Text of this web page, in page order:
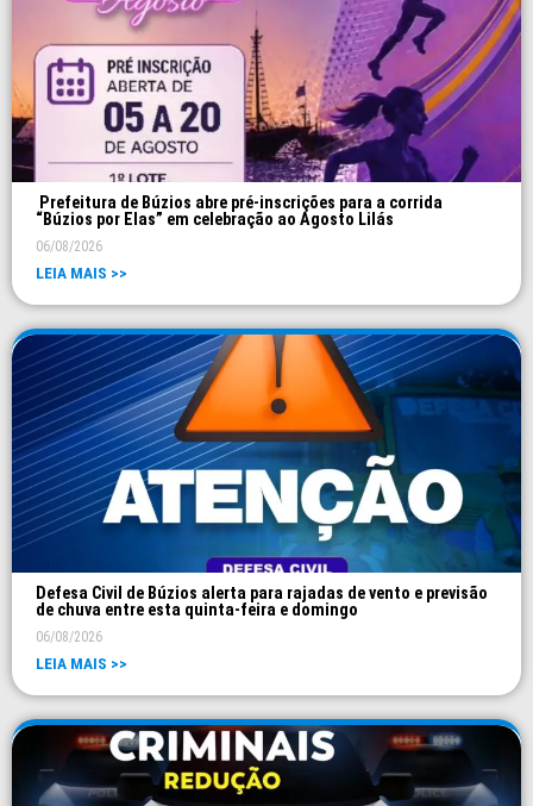
Prefeitura de Búzios abre pré-inscrições para a corrida
“Búzios por Elas” em celebração ao Agosto Lilás
06/08/2026
LEIA MAIS >>
Defesa Civil de Búzios alerta para rajadas de vento e previsão
de chuva entre esta quinta-feira e domingo
06/08/2026
LEIA MAIS >>